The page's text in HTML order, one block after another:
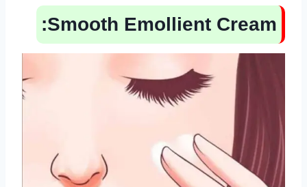
Smooth Emollient Cream: